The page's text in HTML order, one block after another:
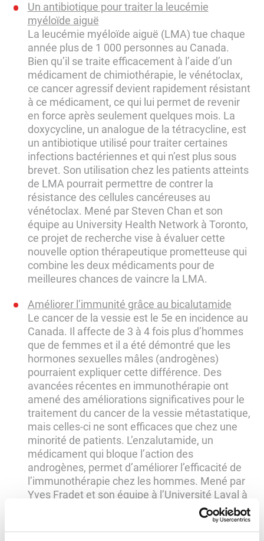
Un antibiotique pour traiter la leucémie
myéloïde aiguë
La leucémie myéloïde aiguë (LMA) tue chaque
année plus de 1 000 personnes au Canada.
Bien qu’il se traite efficacement à l’aide d’un
médicament de chimiothérapie, le vénétoclax,
ce cancer agressif devient rapidement résistant
à ce médicament, ce qui lui permet de revenir
en force après seulement quelques mois. La
doxycycline, un analogue de la tétracycline, est
un antibiotique utilisé pour traiter certaines
infections bactériennes et qui n’est plus sous
brevet. Son utilisation chez les patients atteints
de LMA pourrait permettre de contrer la
résistance des cellules cancéreuses au
vénétoclax. Mené par Steven Chan et son
équipe au University Health Network à Toronto,
ce projet de recherche vise à évaluer cette
nouvelle option thérapeutique prometteuse qui
combine les deux médicaments pour de
meilleures chances de vaincre la LMA.
Améliorer l’immunité grâce au bicalutamide
Le cancer de la vessie est le 5e en incidence au
Canada. Il affecte de 3 à 4 fois plus d’hommes
que de femmes et il a été démontré que les
hormones sexuelles mâles (androgènes)
pourraient expliquer cette différence. Des
avancées récentes en immunothérapie ont
amené des améliorations significatives pour le
traitement du cancer de la vessie métastatique,
mais celles-ci ne sont efficaces que chez une
minorité de patients. L’enzalutamide, un
médicament qui bloque l’action des
androgènes, permet d’améliorer l’efficacité de
l’immunothérapie chez les hommes. Mené par
Yves Fradet et son équipe à l’Université Laval à
Québec, le projet subventionné permettra de
tester un médicament plus ancien, mais
similaire à l’enzalutamide : le bicalutamide. Ce